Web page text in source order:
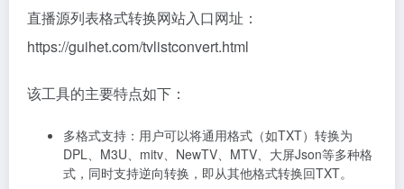
直播源列表格式转换网站入口网址：
https://guihet.com/tvlistconvert.html
该工具的主要特点如下：
多格式支持：用户可以将通用格式（如TXT）转换为
DPL、M3U、mitv、NewTV、MTV、大屏Json等多种格
式，同时支持逆向转换，即从其他格式转换回TXT。